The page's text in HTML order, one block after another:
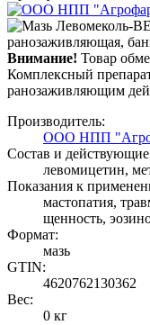
Внимание! Товар
Комплексный
ранозаживляющим
Производитель:
ООО НПП
Состав и действующие
левомицетин,
Показания к
мастопатия,
щенность,
Формат:
мазь
GTIN:
4620762130362
Вес:
0 кг